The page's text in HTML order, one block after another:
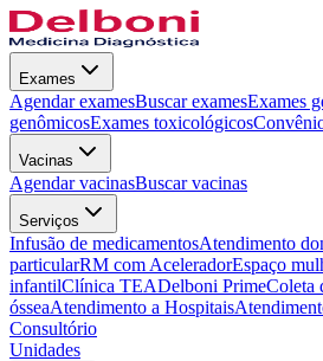
Exames
Agendar examesBuscar examesExames
genômicosExames toxicológicos
Vacinas
Agendar vacinasBuscar vacinas
Serviços
Infusão de medicamentosAtendimento
particularRM com AceleradorEspaço
infantilClínica TEADelboni PrimeColeta
ósseaAtendimento a Hospitais
Consultório
Unidades